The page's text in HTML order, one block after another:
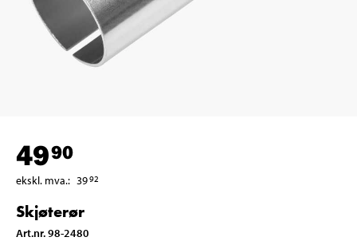
4990
ekskl. mva.: 3992
Skjøterør
Art.nr.98-2480